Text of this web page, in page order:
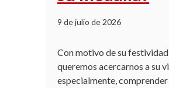
9 de julio de 2026
Con motivo de su
queremos acercarnos a su
especialmente,